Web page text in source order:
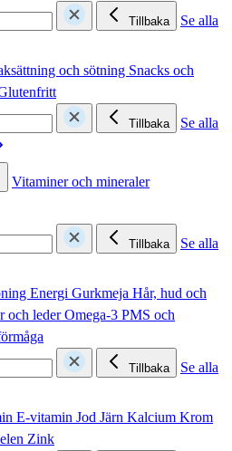
Tillbaka
Se alla
och sötning Snacks och
Tillbaka
Se alla
Vitaminer och mineraler
Tillbaka
Se alla
Energi Gurkmeja Hår, hud och
och lederOmega-3 PMS och
Tillbaka
Se alla
E-vitamin Jod Järn Kalcium Krom
Zink